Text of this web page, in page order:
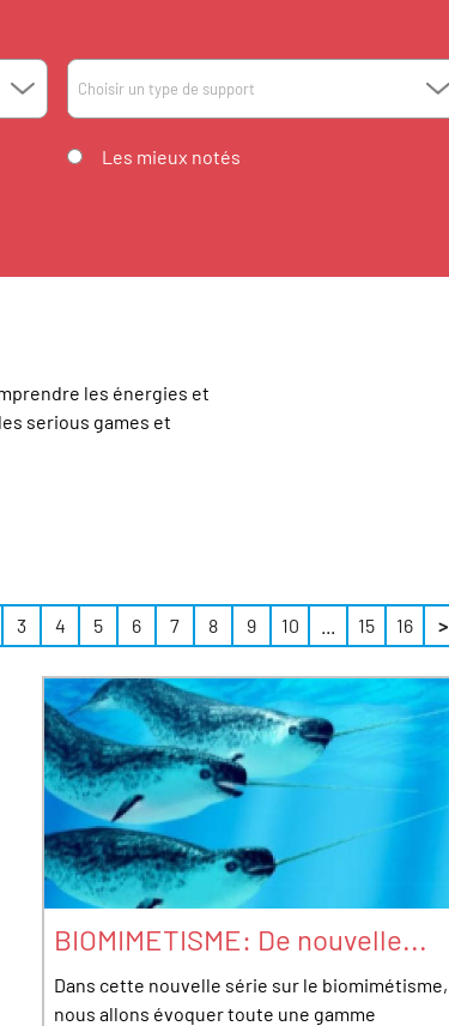
Choisir un type de support
Les mieux notés
les énergies et
serious games et
3 4 5 6 7 8 9 10 15 16 >
BIOMIMETISME: De nouvelle...
Dans cette nouvelle série sur le biomimétisme,
nous allons évoquer toute une gamme